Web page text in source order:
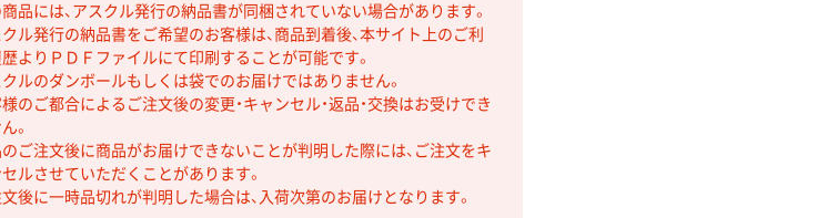
商品には、アスクル発行の納品書が同梱されていない場合があります。
ル発行の納品書をご希望のお客様は、商品到着後、本サイト上のご利
よりＰＤＦファイルにて印刷することが可能です。
ルのダンボールもしくは袋でのお届けではありません。
のご都合によるご注文後の変更・キャンセル・返品・交換はお受けでき
。
ご注文後に商品がお届けできないことが判明した際には、ご注文をキ
ルさせていただくことがあります。
文後に一時品切れが判明した場合は、入荷次第のお届けとなります。